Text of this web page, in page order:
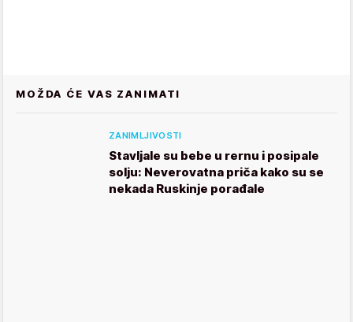
MOŽDA ĆE VAS ZANIMATI
ZANIMLJIVOSTI
Stavljale su bebe u rernu i posipale
solju: Neverovatna priča kako su se
nekada Ruskinje porađale